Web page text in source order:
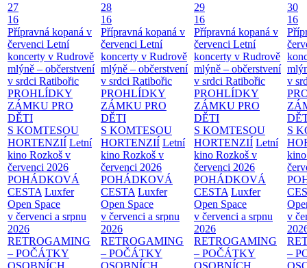
27
16
Přípravná kopaná v
červenci Letní
koncerty v Rudrově
mlýně – občerstvení
v srdci Ratibořic
PROHLÍDKY
ZÁMKU PRO
DĚTI
S KOMTESOU
HORTENZIÍ Letní
kino Rozkoš v
červenci 2026
POHÁDKOVÁ
CESTA Luxfer
Open Space
v červenci a srpnu
2026
RETROGAMING
– POČÁTKY
OSOBNÍCH
28
16
Přípravná kopaná v
červenci Letní
koncerty v Rudrově
mlýně – občerstvení
v srdci Ratibořic
PROHLÍDKY
ZÁMKU PRO
DĚTI
S KOMTESOU
HORTENZIÍ Letní
kino Rozkoš v
červenci 2026
POHÁDKOVÁ
CESTA Luxfer
Open Space
v červenci a srpnu
2026
RETROGAMING
– POČÁTKY
OSOBNÍCH
29
16
Přípravná kopaná v
červenci Letní
koncerty v Rudrově
mlýně – občerstvení
v srdci Ratibořic
PROHLÍDKY
ZÁMKU PRO
DĚTI
S KOMTESOU
HORTENZIÍ Letní
kino Rozkoš v
červenci 2026
POHÁDKOVÁ
CESTA Luxfer
Open Space
v červenci a srpnu
2026
RETROGAMING
– POČÁTKY
OSOBNÍCH
30
16
v
S
v
–